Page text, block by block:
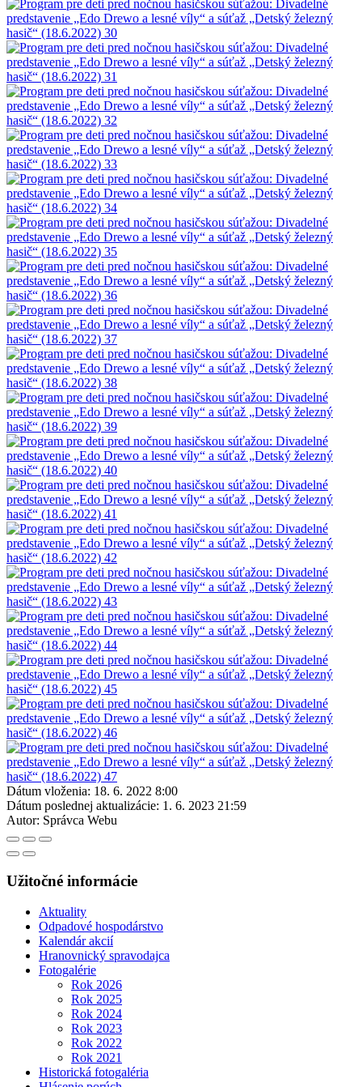
Dátum vloženia: 18. 6. 2022 8:00
Dátum poslednej aktualizácie: 1. 6. 2023 21:59
Autor: Správca Webu
Užitočné informácie
Aktuality
Odpadové hospodárstvo
Kalendár akcií
Hranovnický spravodajca
Fotogalérie
Rok 2026
Rok 2025
Rok 2024
Rok 2023
Rok 2022
Rok 2021
Historická fotogaléria